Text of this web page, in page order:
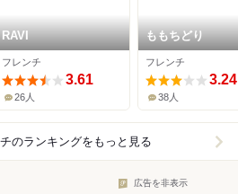
RAVI
フレンチ
3.61
26人
ももちどり
フレンチ
3.24
38人
のランキングをもっと見る
広告を非表示